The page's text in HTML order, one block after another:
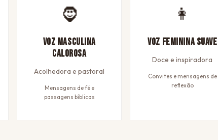
🧔
Voz Masculina
Calorosa
Acolhedora e pastoral
Mensagens de fé e
passagens bíblicas
👩
Voz Feminina Suave
Doce e inspiradora
Convites e mensagens de
reflexão